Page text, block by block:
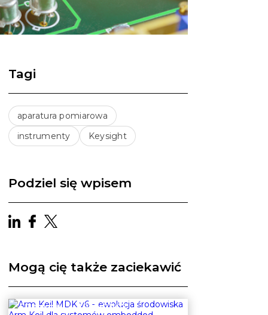
Tagi
aparatura pomiarowa
instrumenty
Keysight
Podziel się wpisem
Mogą cię także zaciekawić
CControls | 2026-07-07